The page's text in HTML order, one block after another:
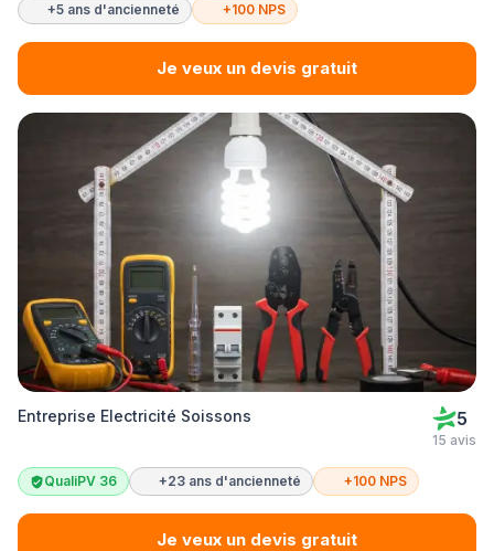
+5 ans d'ancienneté +100 NPS
Je veux un devis gratuit
Entreprise Electricité Soissons 5
15 avis
QualiPV 36 +23 ans d'ancienneté +100 NPS
Je veux un devis gratuit